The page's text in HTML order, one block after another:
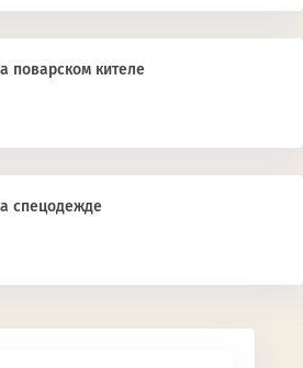
поварском кителе
спецодежде